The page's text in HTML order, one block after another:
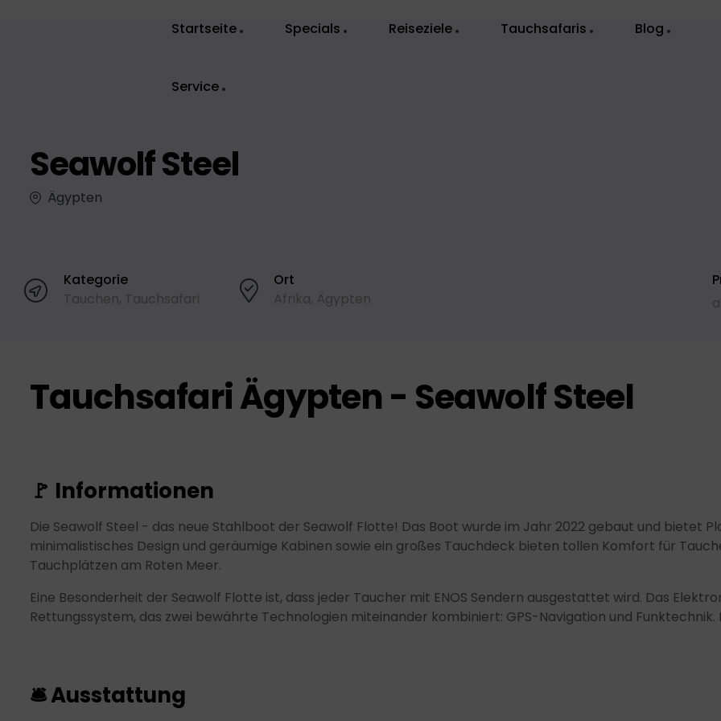
Startseite Specials Reiseziele Tauchsafaris Blog
Service
Seawolf Steel
Ägypten
Kategorie
Tauchen, Tauchsafari
Ort
Afrika, Ägypten
Tauchsafari Ägypten - Seawolf Steel
🚩 Informationen
Die Seawolf Steel - das neue Stahlboot der Seawolf Flotte! Das Boot wurde im Jahr 2022 gebaut und bietet
minimalistisches Design und geräumige Kabinen sowie ein großes Tauchdeck bieten tollen Komfort für
Tauchplätzen am Roten Meer.
Eine Besonderheit der Seawolf Flotte ist, dass jeder Taucher mit ENOS Sendern ausgestattet wird. Das
Rettungssystem, das zwei bewährte Technologien miteinander kombiniert: GPS-Navigation und
🛎 Ausstattung